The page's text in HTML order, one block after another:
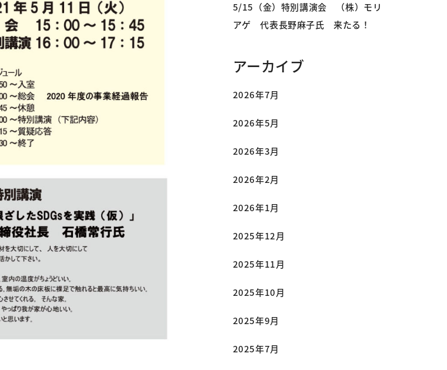
5/15（金）特別講演会 （株）モリ
アゲ 代表長野麻子氏 来たる！
アーカイブ
2026年7月
2026年5月
2026年3月
2026年2月
2026年1月
2025年12月
2025年11月
2025年10月
2025年9月
2025年7月